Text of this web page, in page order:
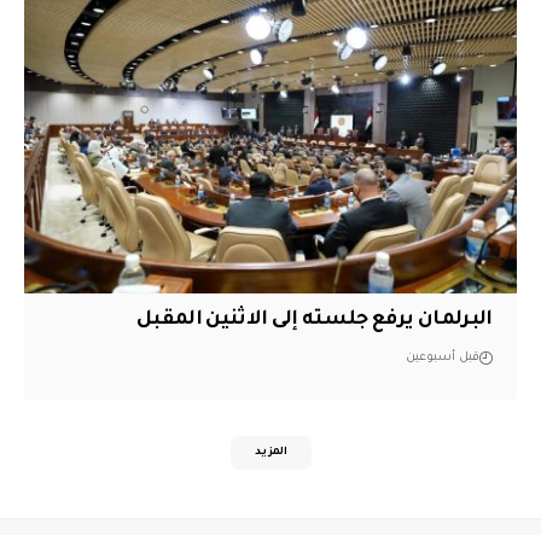
البرلمان يرفع جلسته إلى الاثنين المقبل
قبل أسبوعين
المزيد